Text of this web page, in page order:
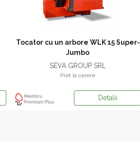
Tocator cu un arbore WLK 15 Super-
Jumbo
SEVA GROUP SRL
Pret la cerere
Detalii